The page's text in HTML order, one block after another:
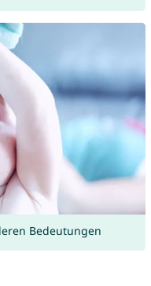
Bedeutungen